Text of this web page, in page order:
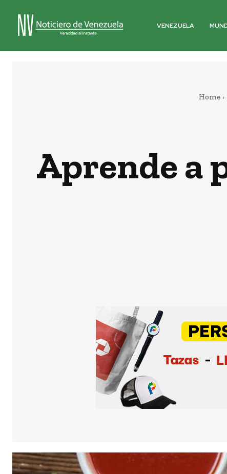
VENEZUELA
Home
Aprende a